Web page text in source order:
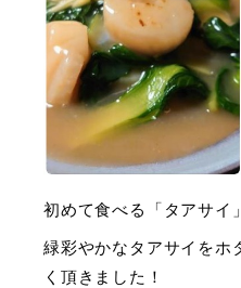
初めて食べる「タアサイ」
緑彩やかなタアサイをホ
く頂きました！